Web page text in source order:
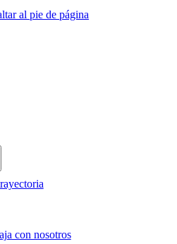
al pie de página
con nosotros